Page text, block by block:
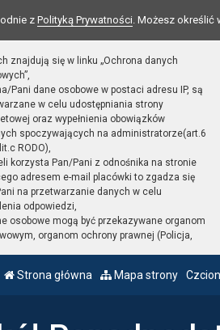
z Polityką Prywatności. Możesz określić
znajdują się w linku „Ochrona danych
Pani dane osobowe w postaci adresu IP, są
w celu udostępniania strony
oraz wypełnienia obowiązków
spoczywających na administratorze(art.6
RODO),
korzysta Pan/Pani z odnośnika na stronie
adresem e-mail placówki to zgadza się
na przetwarzanie danych w celu
odpowiedzi,
osobowe mogą być przekazywane organom
organom ochrony prawnej (Policja,
Strona główna Mapa strony